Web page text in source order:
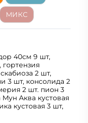
МИКС
40см 9 шт,
гортензия
2 шт,
3 шт, консолида 2
2 шт. пион 3
Аква кустовая
кустовая 3 шт,